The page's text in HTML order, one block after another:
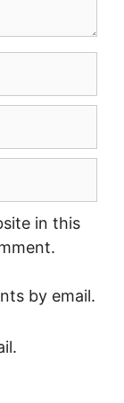
in this
by email.